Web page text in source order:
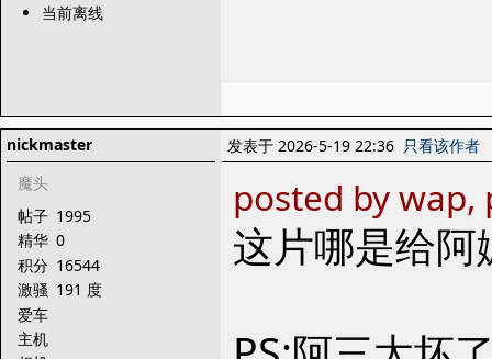
当前离线
nickmaster
魔头
帖子 1995
精华 0
积分 16544
激骚 191 度
爱车
主机
发表于 2026-5-19 22:36 只看该作者
posted by
这片哪是给